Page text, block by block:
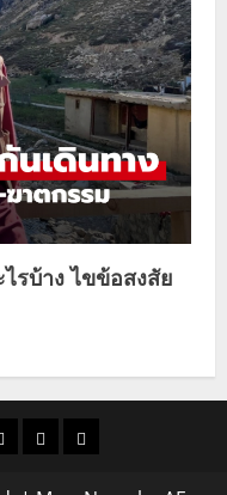
รบ้าง ไขข้อสงสัย
ด
ที่
ผู้ชาย